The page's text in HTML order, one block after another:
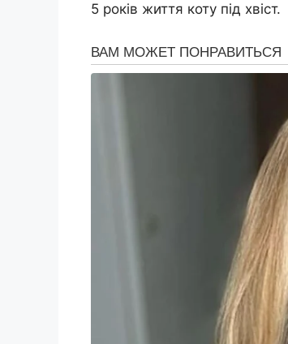
5 років життя коту під хвіст.